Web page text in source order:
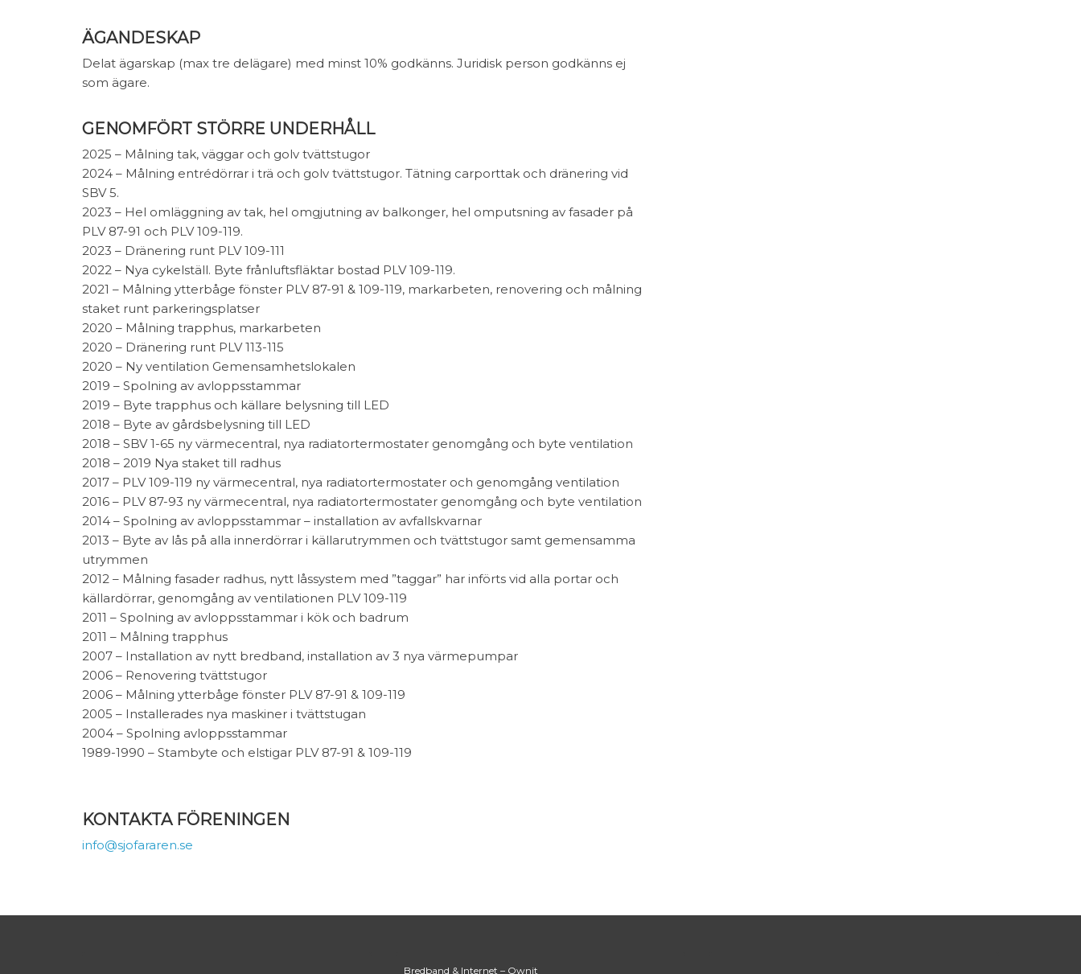
ÄGANDESKAP
Delat ägarskap (max tre delägare) med minst 10% godkänns. Juridisk person godkänns ej
som ägare.
GENOMFÖRT STÖRRE UNDERHÅLL
2025 – Målning tak, väggar och golv tvättstugor
2024 – Målning entrédörrar i trä och golv tvättstugor. Tätning carporttak och dränering vid
SBV 5.
2023 – Hel omläggning av tak, hel omgjutning av balkonger, hel omputsning av fasader på
PLV 87-91 och PLV 109-119.
2023 – Dränering runt PLV 109-111
2022 – Nya cykelställ. Byte frånluftsfläktar bostad PLV 109-119.
2021 – Målning ytterbåge fönster PLV 87-91 & 109-119, markarbeten, renovering och målning
staket runt parkeringsplatser
2020 – Målning trapphus, markarbeten
2020 – Dränering runt PLV 113-115
2020 – Ny ventilation Gemensamhetslokalen
2019 – Spolning av avloppsstammar
2019 – Byte trapphus och källare belysning till LED
2018 – Byte av gårdsbelysning till LED
2018 – SBV 1-65 ny värmecentral, nya radiatortermostater genomgång och byte ventilation
2018 – 2019 Nya staket till radhus
2017 – PLV 109-119 ny värmecentral, nya radiatortermostater och genomgång ventilation
2016 – PLV 87-93 ny värmecentral, nya radiatortermostater genomgång och byte ventilation
2014 – Spolning av avloppsstammar – installation av avfallskvarnar
2013 – Byte av lås på alla innerdörrar i källarutrymmen och tvättstugor samt gemensamma
utrymmen
2012 – Målning fasader radhus, nytt låssystem med ”taggar” har införts vid alla portar och
källardörrar, genomgång av ventilationen PLV 109-119
2011 – Spolning av avloppsstammar i kök och badrum
2011 – Målning trapphus
2007 – Installation av nytt bredband, installation av 3 nya värmepumpar
2006 – Renovering tvättstugor
2006 – Målning ytterbåge fönster PLV 87-91 & 109-119
2005 – Installerades nya maskiner i tvättstugan
2004 – Spolning avloppsstammar
1989-1990 – Stambyte och elstigar PLV 87-91 & 109-119
KONTAKTA FÖRENINGEN
info@sjofararen.se
Bredband & Internet – Ownit